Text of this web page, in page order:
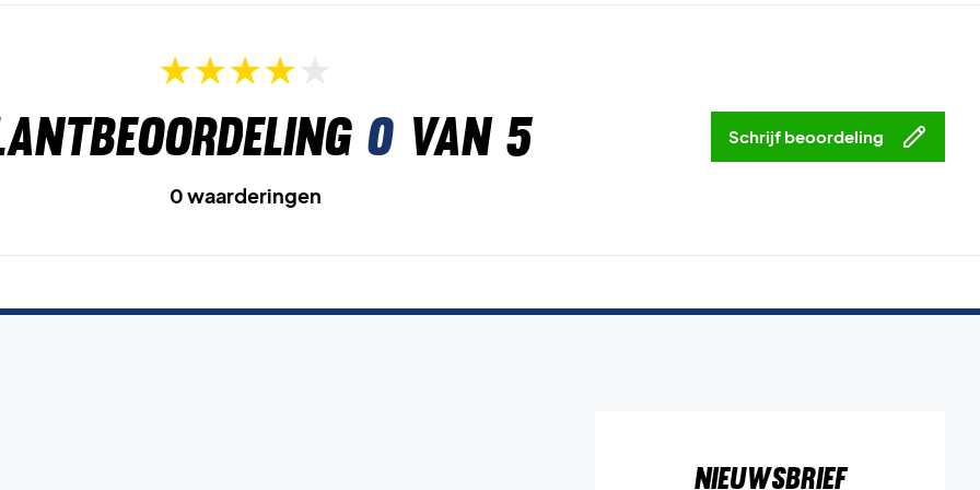
0van 5 Schrijf beoordeling
0 waarderingen
Nieuwsbrief